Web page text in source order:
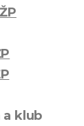
a klub